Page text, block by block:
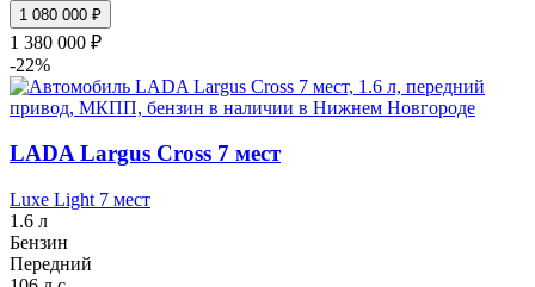
1 080 000 ₽
1 380 000 ₽
-22%
LADA Largus Cross 7 мест
Luxe Light 7 мест
1.6 л
Бензин
Передний